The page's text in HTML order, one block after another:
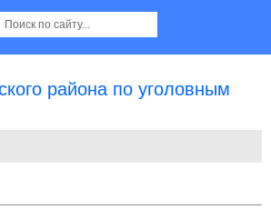
района по уголовным